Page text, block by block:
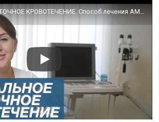
АНОМАЛЬНОЕ МАТОЧНОЕ КРОВОТЕЧЕНИЕ. Способ лечения АМК. Врач-гинеколог Федорук Наталья